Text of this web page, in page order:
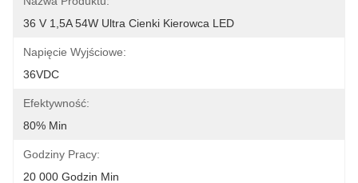
36 V 1,5A 54W Ultra Cienki Kierowca LED
Napięcie Wyjściowe:
36VDC
Efektywność:
80% Min
Godziny Pracy:
20 000 Godzin Min